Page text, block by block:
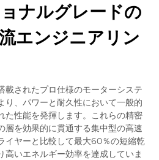
ナルグレードの
エンジニアリン
載されたプロ仕様のモーターシステ
り、パワーと耐久性において一般的
た性能を発揮します。これらの精密
層を効果的に貫通する集中型の高速
イヤーと比較して最大60％の短縮乾
高いエネルギー効率を達成していま